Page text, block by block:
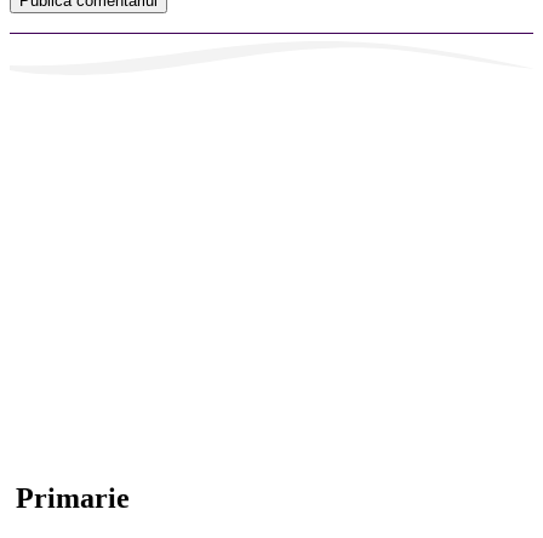
Primarie